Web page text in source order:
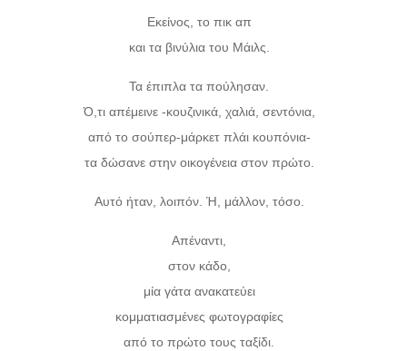
Εκείνος, το πικ απ
και τα βινύλια του Μάιλς.
Τα έπιπλα τα πούλησαν.
Ό,τι απέμεινε -κουζινικά, χαλιά, σεντόνια,
από το σούπερ-μάρκετ πλάι κουπόνια-
τα δώσανε στην οικογένεια στον πρώτο.
Αυτό ήταν, λοιπόν. Ή, μάλλον, τόσο.
Απέναντι,
στον κάδο,
μία γάτα ανακατεύει
κομματιασμένες φωτογραφίες
από το πρώτο τους ταξίδι.